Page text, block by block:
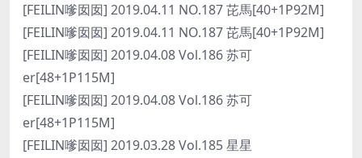
[FEILIN嗲囡囡] 2019.04.11 NO.187 芘馬[40+1P92M]
[FEILIN嗲囡囡] 2019.04.11 NO.187 芘馬[40+1P92M]
[FEILIN嗲囡囡] 2019.04.08 Vol.186 苏可
er[48+1P115M]
[FEILIN嗲囡囡] 2019.04.08 Vol.186 苏可
er[48+1P115M]
[FEILIN嗲囡囡] 2019.03.28 Vol.185 星星